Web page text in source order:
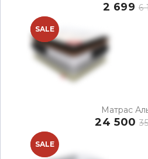
2 699 6
NEW
SALE
Матрас
24 500
NEW
SALE